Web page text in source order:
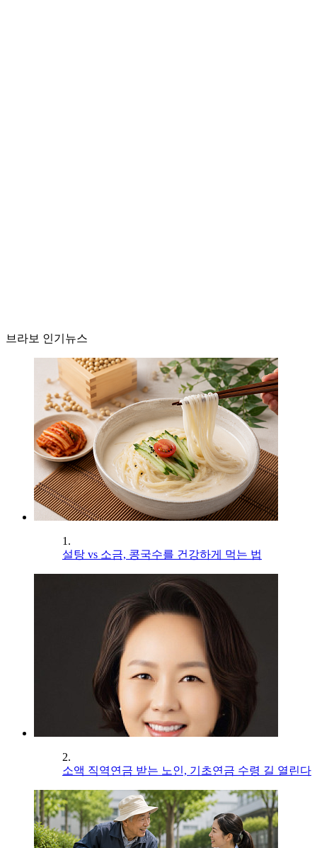
브라보 인기뉴스
1.
설탕 vs 소금, 콩국수를 건강하게 먹는 법
2.
소액 직역연금 받는 노인, 기초연금 수령 길 열린다